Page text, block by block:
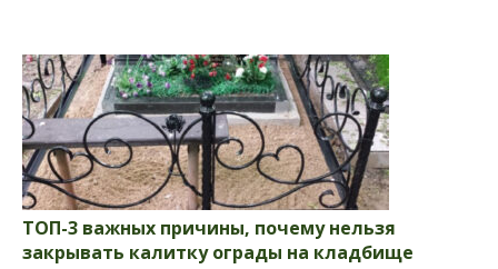
ТОП-3 важных причины, почему нельзя
закрывать калитку ограды на кладбище